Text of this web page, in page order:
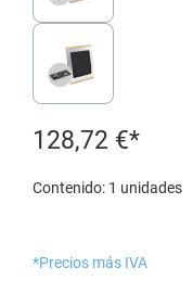
128,72 €*
Contenido: 1 unidades
*Precios más IVA